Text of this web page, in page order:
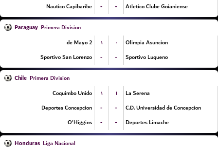
Nautico Capibaribe
- - Atletico Clube Goianiense
Paraguay Primera Division
2 de Mayo
۱ ۰
Olimpia Asuncion
Sportivo San Lorenzo
- - Sportivo Luqueno
Chile Primera Division
Coquimbo Unido
۱ ۱
La Serena
Deportes Concepcion
- -
C.D. Universidad de Concepcion
O'Higgins
- - Deportes Limache
Honduras Liga Nacional